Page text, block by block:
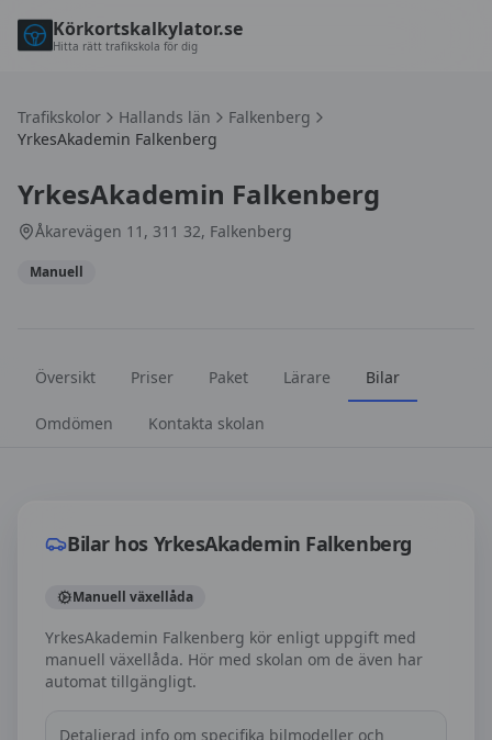
Körkortskalkylator.se
Hitta rätt trafikskola för dig
Trafikskolor Hallands län
Falkenberg
YrkesAkademin Falkenberg
YrkesAkademin Falkenberg
Åkarevägen 11, 311 32, Falkenberg
Manuell
Översikt Priser Paket Lärare Bilar
Omdömen Kontakta skolan
Bilar hos YrkesAkademin Falkenberg
Manuell växellåda
YrkesAkademin Falkenberg kör enligt uppgift med
manuell växellåda. Hör med skolan om de även har
automat tillgängligt.
Detaljerad info om specifika bilmodeller och